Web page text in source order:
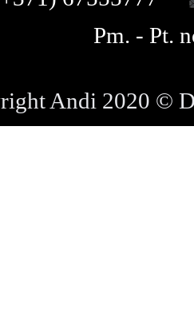
Pm. - Pt.
Andi 2020 ©